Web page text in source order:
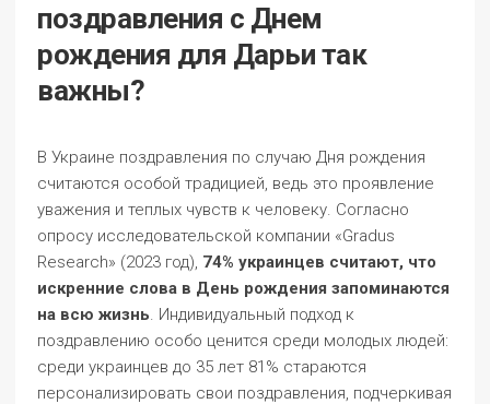
поздравления с Днем
рождения для Дарьи так
важны?
В Украине поздравления по случаю Дня рождения
считаются особой традицией, ведь это проявление
уважения и теплых чувств к человеку. Согласно
опросу исследовательской компании «Gradus
Research» (2023 год), 74% украинцев считают, что
искренние слова в День рождения запоминаются
на всю жизнь. Индивидуальный подход к
поздравлению особо ценится среди молодых людей:
среди украинцев до 35 лет 81% стараются
персонализировать свои поздравления, подчеркивая